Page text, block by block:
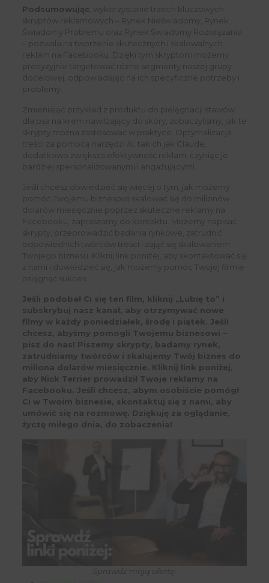
Podsumowując , wykorzystanie trzech kluczowych
skryptów reklamowych – Rynek Nieświadomy, Rynek
Świadomy Problemu oraz Rynek Świadomy Rozwiązania
– pozwala na tworzenie skutecznych i skalowalnych
reklam na Facebooku. Dzięki tym skryptom możemy
precyzyjnie targetować różne segmenty naszej grupy
docelowej, odpowiadając na ich specyficzne potrzeby i
problemy.
Zmieniając przykład z produktu do pielęgnacji stawów
dla psa na krem nawilżający do skóry, zobaczyliśmy, jak te
skrypty można zastosować w praktyce. Optymalizacja
treści za pomocą narzędzi AI, takich jak Claude,
dodatkowo zwiększa efektywność reklam, czyniąc je
bardziej spersonalizowanymi i angażującymi.
Jeśli chcesz dowiedzieć się więcej o tym, jak możemy
pomóc Twojemu biznesowi skalować się do milionów
dolarów miesięcznie poprzez skuteczne reklamy na
Facebooku, zapraszamy do kontaktu. Możemy napisać
skrypty, przeprowadzić badania rynkowe, zatrudnić
odpowiednich twórców treści i zająć się skalowaniem
Twojego biznesu. Kliknij link poniżej, aby skontaktować się
z nami i dowiedzieć się, jak możemy pomóc Twojej firmie
osiągnąć sukces.
Jeśli podobał Ci się ten film, kliknij „Lubię to” i
subskrybuj nasz kanał, aby otrzymywać nowe
filmy w każdy poniedziałek, środę i piątek. Jeśli
chcesz, abyśmy pomogli Twojemu biznesowi –
pisz do nas! Piszemy skrypty, badamy rynek,
zatrudniamy twórców i skalujemy Twój biznes do
miliona dolarów miesięcznie. Kliknij link poniżej,
aby Nick Terrier prowadził Twoje reklamy na
Facebooku. Jeśli chcesz, abym osobiście pomógł
Ci w Twoim biznesie, skontaktuj się z nami, aby
umówić się na rozmowę. Dziękuję za oglądanie,
życzę miłego dnia, do zobaczenia!
Sprawdź moją ofertę: